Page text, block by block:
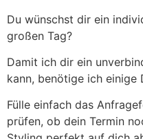
Du wünschst dir ein
großen Tag?
Damit ich dir ein
kann, benötige ich einige
Fülle einfach das
prüfen, ob dein Termin